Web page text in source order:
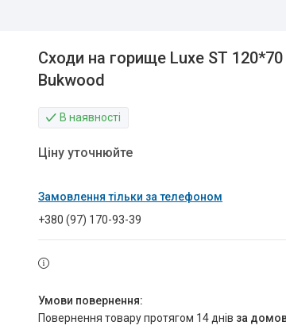
Сходи на горище Luxe ST
Bukwood
В наявності
Ціну уточнюйте
Замовлення тільки за телефоном
+380 (97) 170-93-39
повернення товару протягом 14 днів за